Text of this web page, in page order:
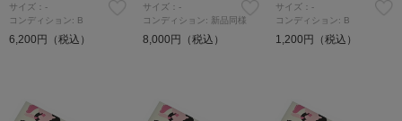
サイズ：-
コンディション: B
6,200円（税込）
サイズ：-
コンディション: 新品同様
8,000円（税込）
サイズ：-
コンディション: B
1,200円（税込）